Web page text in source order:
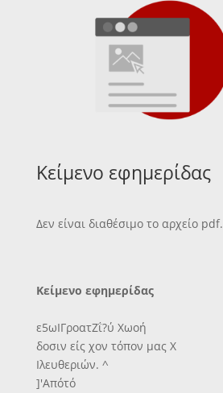
Κείμενο εφημερίδας
Δεν είναι διαθέσιμο το αρχείο pdf.
Κείμενο εφημερίδας
ε5ωΙΓροατΖΐ?ύ Χωοή
δοσιν είς χον τόπον μας Χ
Ιλευθεριών. ^
]'Απότό